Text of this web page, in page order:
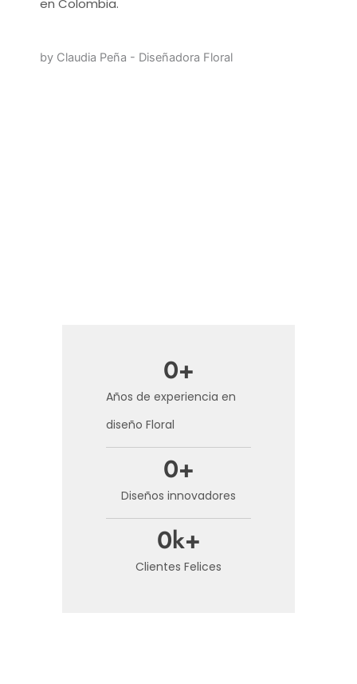
by Claudia Peña - Diseñadora Floral
Años de experiencia en
diseño Floral
0+
Diseños innovadores
0+
Clientes Felices
0k+